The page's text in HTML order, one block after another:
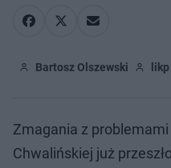
Bartosz Olszewski likp
Zmagania z
Chwalińskiej już